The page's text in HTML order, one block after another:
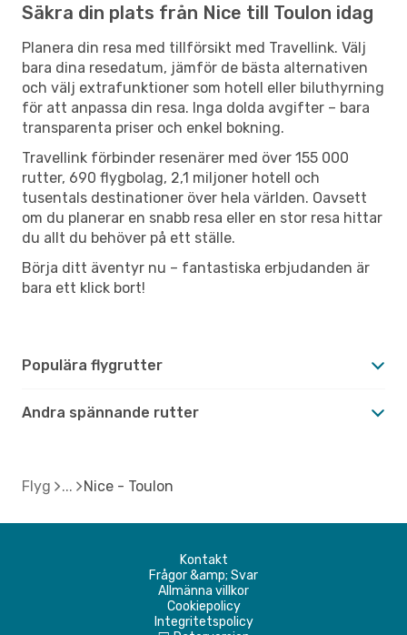
Säkra din plats från Nice till Toulon idag
Planera din resa med tillförsikt med Travellink. Välj
bara dina resedatum, jämför de bästa alternativen
och välj extrafunktioner som hotell eller biluthyrning
för att anpassa din resa. Inga dolda avgifter – bara
transparenta priser och enkel bokning.
Travellink förbinder resenärer med över 155 000
rutter, 690 flygbolag, 2,1 miljoner hotell och
tusentals destinationer över hela världen. Oavsett
om du planerar en snabb resa eller en stor resa hittar
du allt du behöver på ett ställe.
Börja ditt äventyr nu – fantastiska erbjudanden är
bara ett klick bort!
Populära flygrutter
Andra spännande rutter
Flyg Nice - Toulon
Kontakt
Frågor &amp; Svar
Allmänna villkor
Cookiepolicy
Integritetspolicy